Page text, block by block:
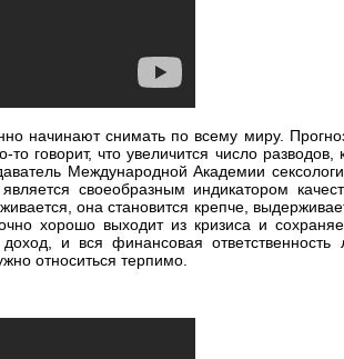
начинают снимать по всему миру.
говорит, что увеличится число разводов,
Международной Академии
своеобразным индикатором
она становится крепче,
хорошо выходит из кризиса и
и вся финансовая ответственность
относиться терпимо.